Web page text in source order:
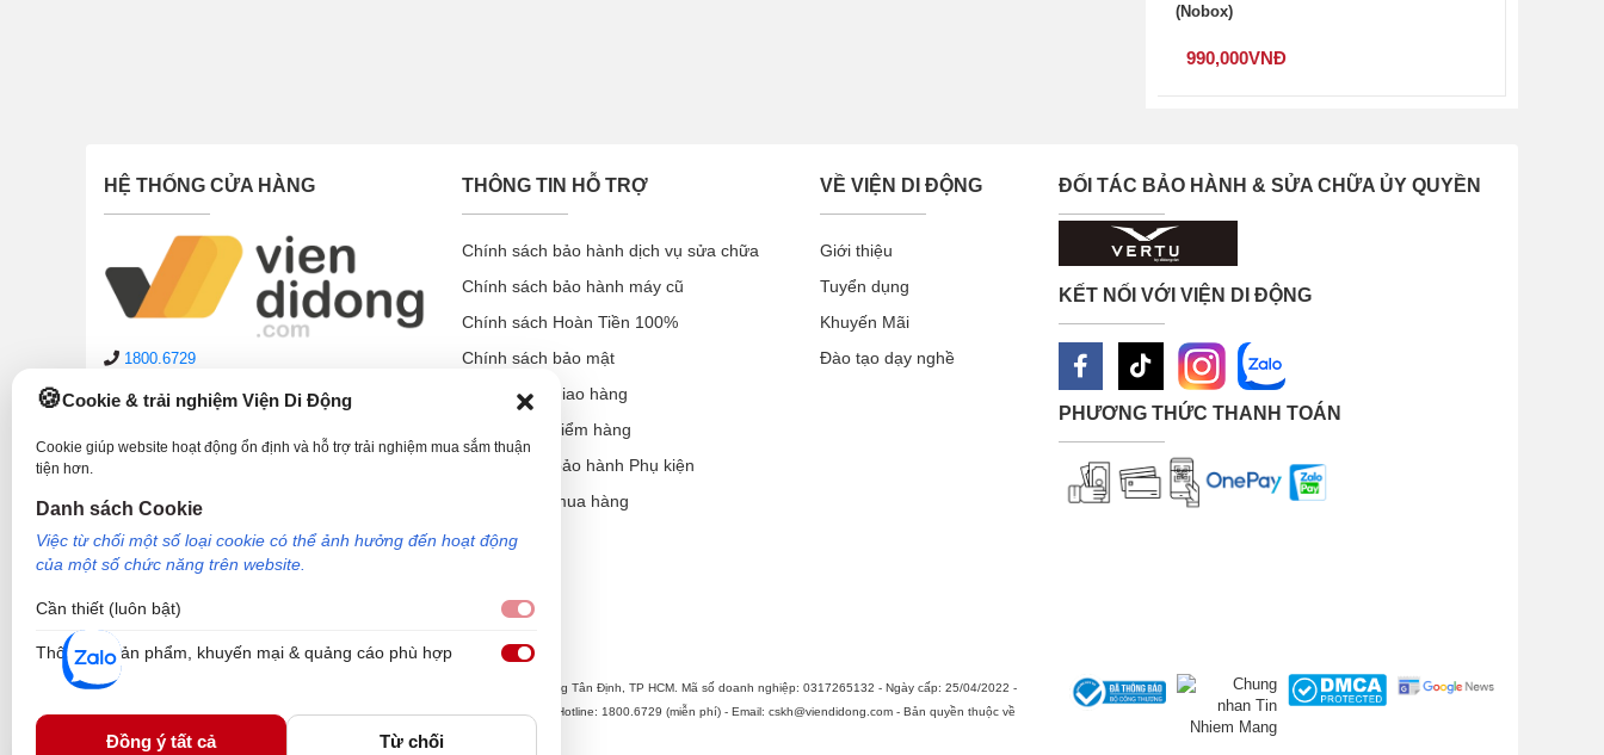
Cookie & trải nghiệm Viện Di Động
Cookie giúp website hoạt động ổn định và hỗ trợ trải nghiệm mua sắm thuận
tiện hơn.
Danh sách Cookie
Việc từ chối một số loại cookie có thể ảnh hưởng đến hoạt động
của một số chức năng trên website.
Cần thiết (luôn bật)
Thông tin sản phẩm, khuyến mại & quảng cáo phù hợp
Đồng ý tất cả Từ chối
(Nobox)
990,000VNĐ
HỆ THỐNG CỬA HÀNG
1800.6729
08:00 – 21:00hàng ngày
(cả Chủ nhật & ngày lễ)
Phản ánh dịch vụ:
THÔNG TIN HỖ TRỢ
Chính sách bảo hành dịch vụ sửa chữa
Chính sách bảo hành máy cũ
Chính sách Hoàn Tiền 100%
Chính sách bảo mật
Chính sách giao hàng
Chính sách kiểm hàng
Chính sách bảo hành Phụ kiện
Hướng dẫn mua hàng
VỀ VIỆN DI ĐỘNG
Giới thiệu
Tuyển dụng
Khuyến Mãi
Đào tạo dạy nghề
ĐỐI TÁC BẢO HÀNH & SỬA CHỮA ỦY QUYỀN
KẾT NỐI VỚI VIỆN DI ĐỘNG
PHƯƠNG THỨC THANH TOÁN
Công Ty TNHH Công Nghệ và Đầu Tư Viện Di Động - 73 Trần Quang Khải, Phường Tân Định, TP HCM. Mã số doanh nghiệp: 0317265132 - Ngày cấp: 25/04/2022 -
Nơi cấp: Sở kế hoạch và đầu tư TP Hồ Chí Minh. Giám đốc: Nguyễn Ngọc Ngân. Hotline: 1800.6729 (miễn phí) - Email: cskh@viendidong.com - Bản quyền thuộc về
Viện Di Động.